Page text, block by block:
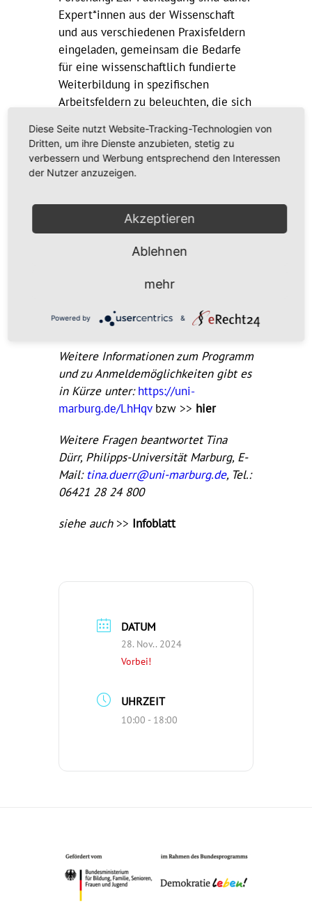
Expert*innen aus der Wissenschaft
und aus verschiedenen Praxisfeldern
eingeladen, gemeinsam die Bedarfe
für eine wissenschaftlich fundierte
Weiterbildung in spezifischen
Arbeitsfeldern zu beleuchten, die sich
mitunter globaler Herausforderungen
in der jeweiligen sozialen,
beraterischen oder pädagogischen
Die Tagung hat einen Werkstatt-
Charakter: Sie soll
Wissenschaftler*innen und
Herausforderungen zu analysieren und
Ansätze der Qualifizierung zu
beleuchten.
Weitere Informationen zum Programm
und zu Anmeldemöglichkeiten gibt es
in Kürze unter: https://uni-
marburg.de/LhHqvbzw >> hier
Weitere Fragen beantwortet Tina
Dürr, Philipps-Universität Marburg, E-
Mail: tina.duerr@uni-marburg.de, Tel.:
06421 28 24 800
siehe auch>> Infoblatt
DATUM
28. Nov.. 2024
Vorbei!
UHRZEIT
10:00 - 18:00
Diese Seite nutzt Website-Tracking-Technologien von
Dritten, um ihre Dienste anzubieten, stetig zu
verbessern und Werbung entsprechend den Interessen
der Nutzer anzuzeigen.
Akzeptieren
Ablehnen
mehr
Powered by &